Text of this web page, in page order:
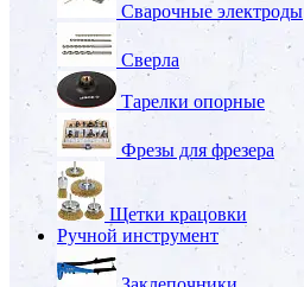
Сварочные электроды
Сверла
Тарелки опорные
Фрезы для фрезера
Щетки крацовки
Ручной инструмент